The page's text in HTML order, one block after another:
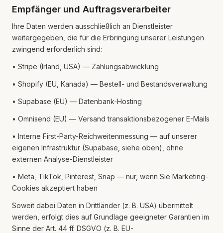
Empfänger und Auftragsverarbeiter
Ihre Daten werden ausschließlich an Dienstleister
weitergegeben, die für die Erbringung unserer Leistungen
zwingend erforderlich sind:
• Stripe (Irland, USA) — Zahlungsabwicklung
• Shopify (EU, Kanada) — Bestell- und Bestandsverwaltung
• Supabase (EU) — Datenbank-Hosting
• Omnisend (EU) — Versand transaktionsbezogener E-Mails
• Interne First-Party-Reichweitenmessung — auf unserer
eigenen Infrastruktur (Supabase, siehe oben), ohne
externen Analyse-Dienstleister
• Meta, TikTok, Pinterest, Snap — nur, wenn Sie Marketing-
Cookies akzeptiert haben
Soweit dabei Daten in Drittländer (z. B. USA) übermittelt
werden, erfolgt dies auf Grundlage geeigneter Garantien im
Sinne der Art. 44 ff. DSGVO (z. B. EU-